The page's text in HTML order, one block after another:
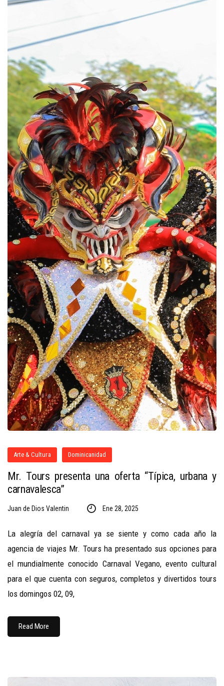
Arte & Cultura Dominicanidad
Mr. Tours presenta una oferta “Típica, urbana y
carnavalesca”
Juan de Dios Valentin Ene 28, 2025
La alegría del carnaval ya se siente y como cada año la
agencia de viajes Mr. Tours ha presentado sus opciones para
el mundialmente conocido Carnaval Vegano, evento cultural
para el que cuenta con seguros, completos y divertidos tours
los domingos 02, 09,
Read More